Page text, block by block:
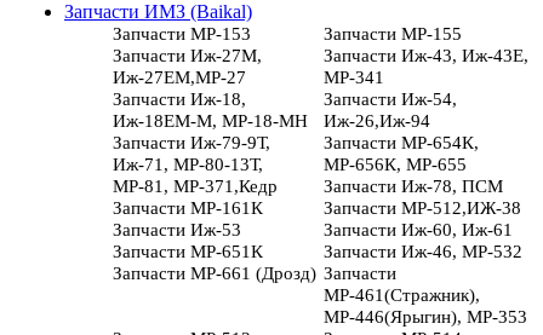
Запчасти ИМЗ (Baikal)
Запчасти МР-153
Запчасти МР-155
Запчасти Иж-27М,
Иж-27ЕМ,МР-27
Запчасти Иж-43, Иж-43Е,
МР-341
Запчасти Иж-18,
Иж-18ЕМ-М, МР-18-МН
Запчасти Иж-54,
Иж-26,Иж-94
Запчасти Иж-79-9Т,
Иж-71, МР-80-13Т,
МР-81, МР-371,Кедр
Запчасти МР-654К,
МР-656К, МР-655
Запчасти Иж-78, ПСМ
Запчасти МР-161К
Запчасти МР-512,ИЖ-38
Запчасти Иж-53
Запчасти Иж-60, Иж-61
Запчасти МР-651К
Запчасти Иж-46, МР-532
Запчасти МР-661 (Дрозд) Запчасти
МР-461(Стражник),
МР-446(Ярыгин), МР-353